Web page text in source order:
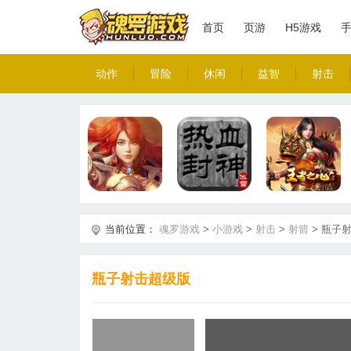
首页 页游 H5游戏
动作 冒险 休闲 益智 射击
当前位置： 魂罗游戏 > 小游戏 > 射击 > 射箭 > 瓶子
瓶子射击超级版